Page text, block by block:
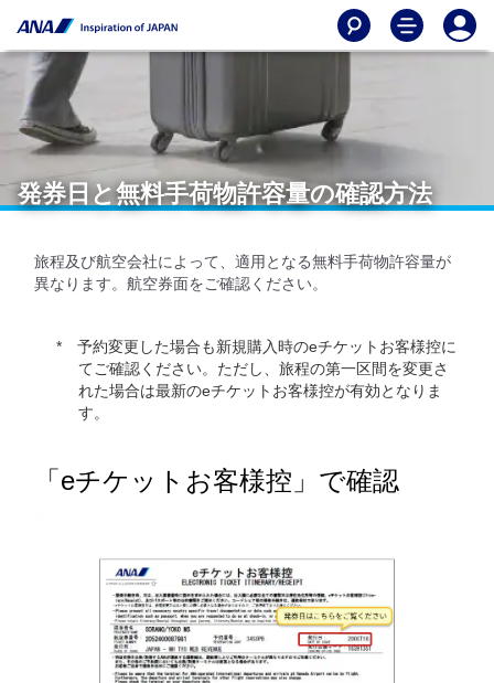
発券日と無料手荷物許容量の確認方法
旅程及び航空会社によって、適用となる無料手荷物許容量が
異なります。航空券面をご確認ください。
予約変更した場合も新規購入時のeチケットお客様控に
てご確認ください。ただし、旅程の第一区間を変更さ
れた場合は最新のeチケットお客様控が有効となりま
す。
「eチケットお客様控」で確認